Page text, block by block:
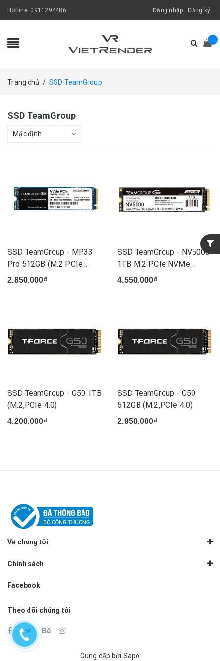
Hotline: 0911294486 Đăng nhập Đăng ký
Trang chủ / SSD TeamGroup
SSD TeamGroup
SSD TeamGroup - MP33
Pro 512GB (M.2 PCIe
Gen3x4)
2.850.000₫
SSD TeamGroup - NV5000
1TB M.2 PCIe NVMe
Gen4x4...
4.550.000₫
SSD TeamGroup - G50 1TB
(M.2,PCIe 4.0)
4.200.000₫
SSD TeamGroup - G50
512GB (M.2,PCIe 4.0)
2.950.000₫
Về chúng tôi
Chính sách
Facebook
Theo dõi chúng tôi
Cung cấp bởi Sapo